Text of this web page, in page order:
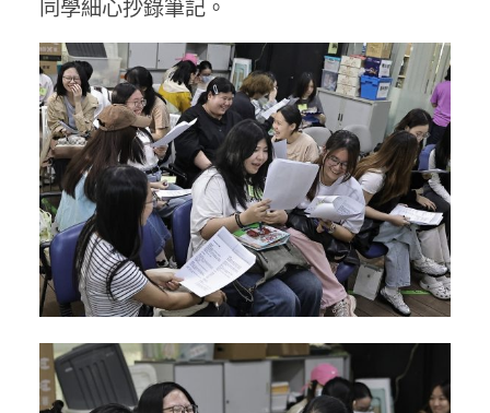
同學細心抄錄筆記。